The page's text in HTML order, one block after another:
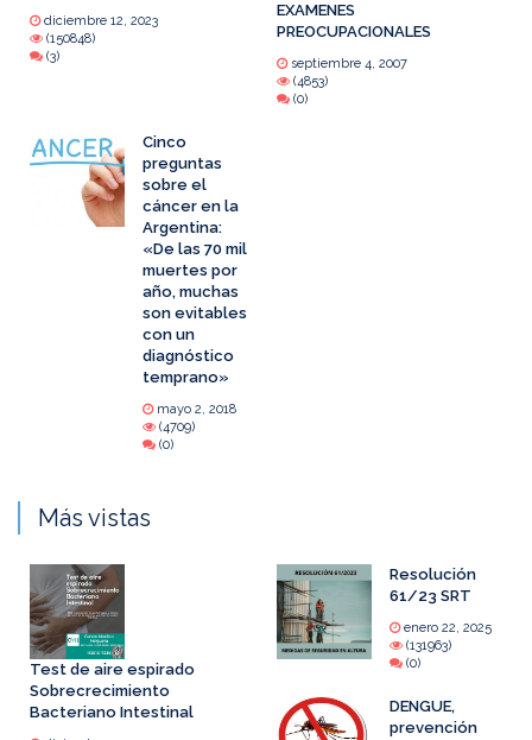
diciembre 12, 2023
(150848)
(3)
EXAMENES
PREOCUPACIONALES
septiembre 4, 2007
(4853)
(0)
Cinco
preguntas
sobre el
cáncer en la
Argentina:
«De las 70 mil
muertes por
año, muchas
son evitables
con un
diagnóstico
temprano»
mayo 2, 2018
(4709)
(0)
Más vistas
Test de aire espirado
Sobrecrecimiento
Bacteriano Intestinal
Resolución
61/23 SRT
enero 22, 2025
(131963)
(0)
DENGUE,
prevención